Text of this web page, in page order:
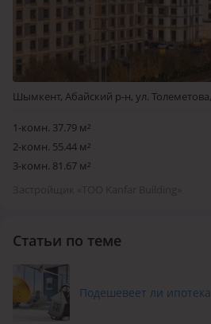
Шымкент, Абайский р-н, ул.
1-комн. 37.79 м²
2-комн. 55.44 м²
3-комн. 81.67 м²
Статьи по теме
Подешевеет ли